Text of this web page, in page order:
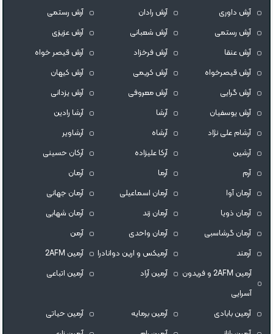
آرش داوری
آرش رادان
آرش رستمى
آرش رستمی
آرش شعبانی
آرش عزیزی
آرش عنقا
آرش فرخزاد
آرش قیصر خواه
آرش قیصرخواه
آرش کریمی
آرش کیهان
آرش گرایی
آرش معروفی
آرش یزدانی
آرش یوسفیان
آرشا
آرشا رادین
آرشام علی نژاد
آرشاه
آرشاویر
آرشین
آرکا علیزاده
آرکان حسینی
آرم
آرما
آرمان
آرمان آوا
آرمان اسماعیلی
آرمان جهانی
آرمان ذویا
آرمان زند
آرمان شهابی
آرمان گرشاسبی
آرمان واحدی
آرمن
آرمند
آرمیکس و ارین دوانادرا
آرمین 2AFM
آرمین 2AFM و فریدون
آسرایی
آرمین آراد آرمین اتباعی
آرمین بابادی آرمین برمایه
آرمین حیاتی